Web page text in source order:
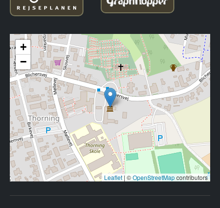
+
−
Leaflet | ©OpenStreetMapcontributors